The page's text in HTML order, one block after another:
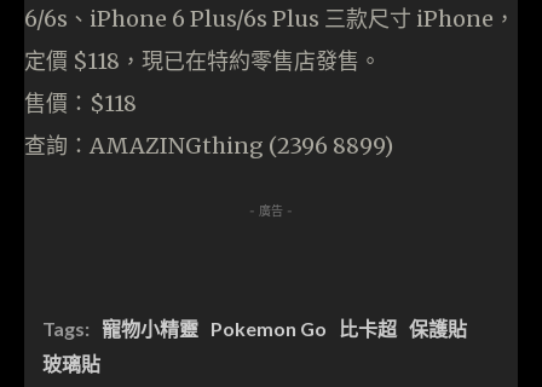
6/6s、iPhone 6 Plus/6s Plus 三款尺寸 iPhone，
定價 $118，現已在特約零售店發售。
售價：$118
查詢：AMAZINGthing (2396 8899)
- 廣告 -
Tags: 寵物小精靈 Pokemon Go 比卡超 保護貼
玻璃貼